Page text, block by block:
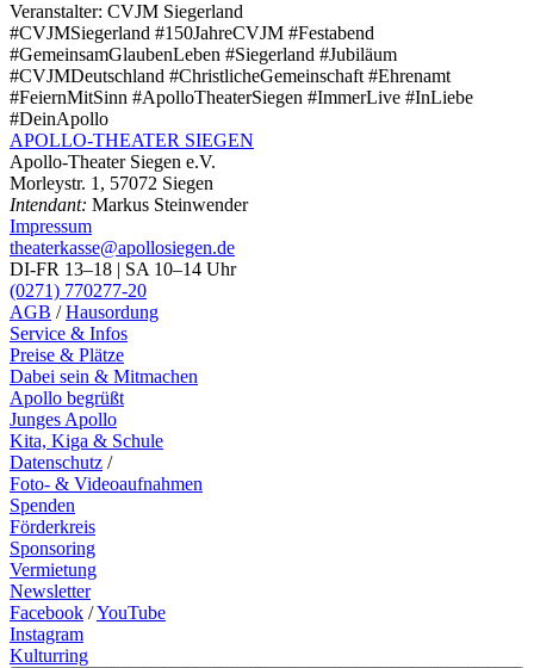
Veranstalter: CVJM Siegerland
#CVJMSiegerland #150JahreCVJM #Festabend
#GemeinsamGlaubenLeben #Siegerland #Jubiläum
#CVJMDeutschland #ChristlicheGemeinschaft #Ehrenamt
#FeiernMitSinn #ApolloTheaterSiegen #ImmerLive #InLiebe
#DeinApollo
APOLLO-THEATER SIEGEN
Apollo-Theater Siegen e.V.
Morleystr. 1, 57072 Siegen
Intendant: Markus Steinwender
Impressum
theaterkasse@apollosiegen.de
DI-FR 13–18 | SA 10–14 Uhr
(0271) 770277-20
AGB /Hausordung
Service & Infos
Preise & Plätze
Dabei sein & Mitmachen
Apollo begrüßt
Junges Apollo
Kita, Kiga & Schule
Datenschutz /
Foto- & Videoaufnahmen
Spenden
Förderkreis
Sponsoring
Vermietung
Newsletter
Facebook /YouTube
Instagram
Kulturring